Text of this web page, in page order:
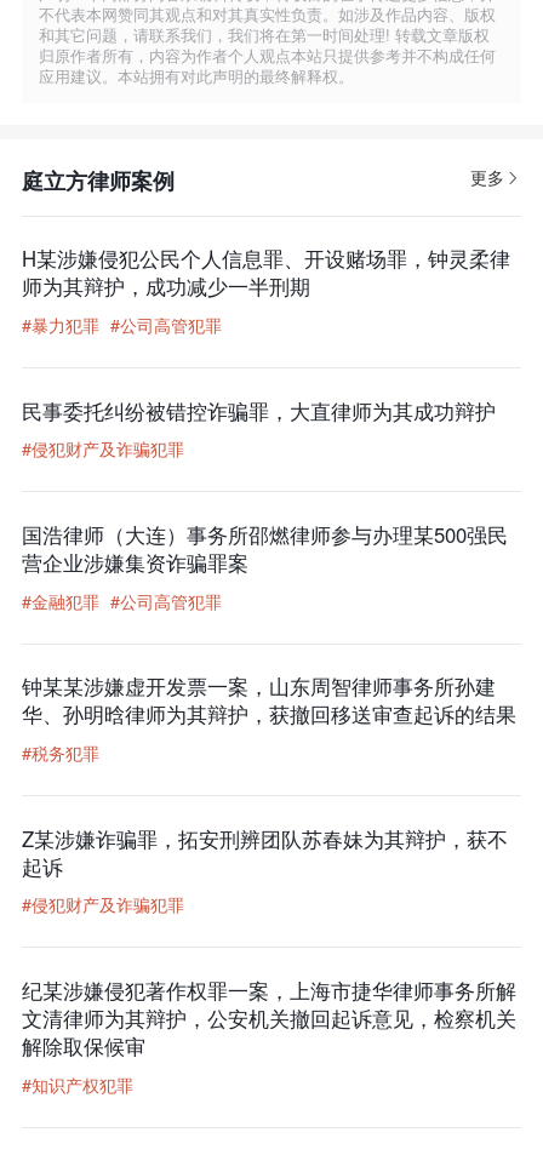
不代表本网赞同其观点和对其真实性负责。如涉及作品内容、版权
和其它问题，请联系我们，我们将在第一时间处理! 转载文章版权
归原作者所有，内容为作者个人观点本站只提供参考并不构成任何
应用建议。本站拥有对此声明的最终解释权。
庭立方律师案例 更多
H某涉嫌侵犯公民个人信息罪、开设赌场罪，钟灵柔律
师为其辩护，成功减少一半刑期
#暴力犯罪 #公司高管犯罪
民事委托纠纷被错控诈骗罪，大直律师为其成功辩护
#侵犯财产及诈骗犯罪
国浩律师（大连）事务所邵燃律师参与办理某500强民
营企业涉嫌集资诈骗罪案
#金融犯罪 #公司高管犯罪
钟某某涉嫌虚开发票一案，山东周智律师事务所孙建
华、孙明晗律师为其辩护，获撤回移送审查起诉的结果
#税务犯罪
Z某涉嫌诈骗罪，拓安刑辨团队苏春妹为其辩护，获不
起诉
#侵犯财产及诈骗犯罪
纪某涉嫌侵犯著作权罪一案，上海市捷华律师事务所解
文清律师为其辩护，公安机关撤回起诉意见，检察机关
解除取保候审
#知识产权犯罪